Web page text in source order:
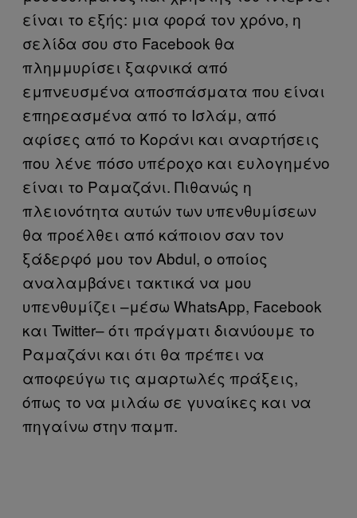
είναι το εξής: μια φορά τον χρόνο, η
σελίδα σου στο Facebook θα
πλημμυρίσει ξαφνικά από
εμπνευσμένα αποσπάσματα που είναι
επηρεασμένα από το Ισλάμ, από
αφίσες από το Κοράνι και αναρτήσεις
που λένε πόσο υπέροχο και ευλογημένο
είναι το Ραμαζάνι. Πιθανώς η
πλειονότητα αυτών των υπενθυμίσεων
θα προέλθει από κάποιον σαν τον
ξάδερφό μου τον Abdul, ο οποίος
αναλαμβάνει τακτικά να μου
υπενθυμίζει –μέσω WhatsApp, Facebook
και Twitter– ότι πράγματι διανύουμε το
Ραμαζάνι και ότι θα πρέπει να
αποφεύγω τις αμαρτωλές πράξεις,
όπως το να μιλάω σε γυναίκες και να
πηγαίνω στην παμπ.